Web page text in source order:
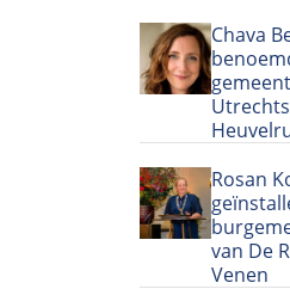
Chava
Rosan
van De
Venen